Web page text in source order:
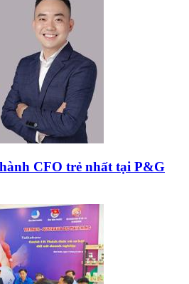
CFO trẻ nhất tại P&G